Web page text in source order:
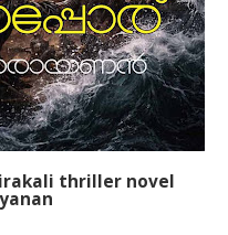
പ്രണയം,
എന്നിവയെല്ലാം ഈ
thriller novel